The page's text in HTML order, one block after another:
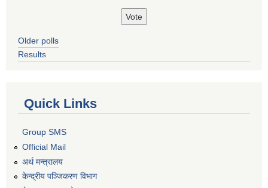
Older polls
Results
Quick Links
Group SMS
Official Mail
अर्थ मन्त्रालय
केन्द्रीय पञ्जिकरण विभाग